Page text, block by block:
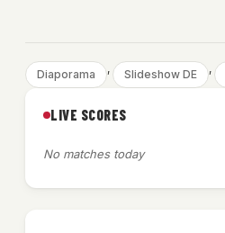
Diaporama , Slideshow DE ,
LIVE SCORES
No matches today